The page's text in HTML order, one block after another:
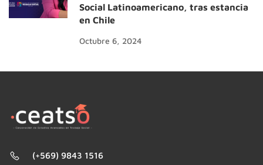
Social Latinoamericano, tras estancia
en Chile
Octubre 6, 2024
(+569) 9843 1516